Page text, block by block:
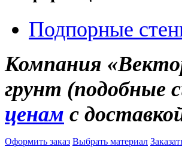
Подпорные
Компания
грунт (подобные
ценам с
Оформить заказ Выбрать материал